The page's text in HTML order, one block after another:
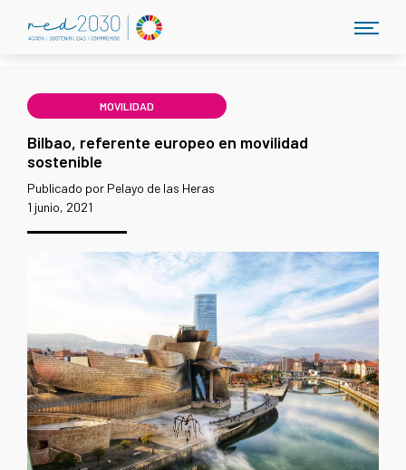
MOVILIDAD
Bilbao, referente europeo en movilidad
sostenible
Publicado por Pelayo de las Heras
1 junio, 2021